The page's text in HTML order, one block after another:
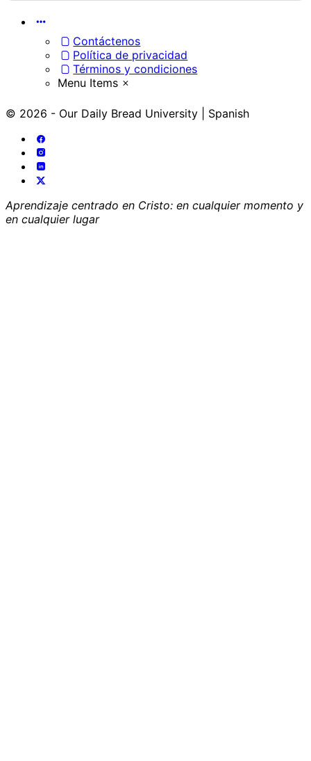
ItemsContáctenos
Política de privacidad
Términos y condiciones
Menu Items
© 2026 - Our Daily Bread University | Spanish
Aprendizaje centrado en Cristo: en cualquier momento y
en cualquier lugar